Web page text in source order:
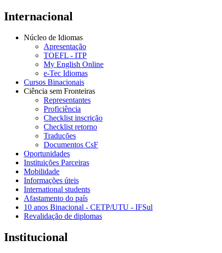
Internacional
Núcleo de Idiomas
Apresentação
TOEFL - ITP
My English Online
e-Tec Idiomas
Cursos Binacionais
Ciência sem Fronteiras
Representantes
Proficiência
Checklist inscrição
Checklist retorno
Traduções
Documentos CsF
Oportunidades
Instituições Parceiras
Mobilidade
Informações úteis
International students
Afastamento do país
10 anos Binacional - CETP/UTU - IFSul
Revalidação de diplomas
Institucional